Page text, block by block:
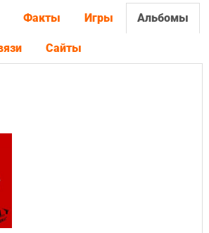
Факты Игры Альбомы
Сайты